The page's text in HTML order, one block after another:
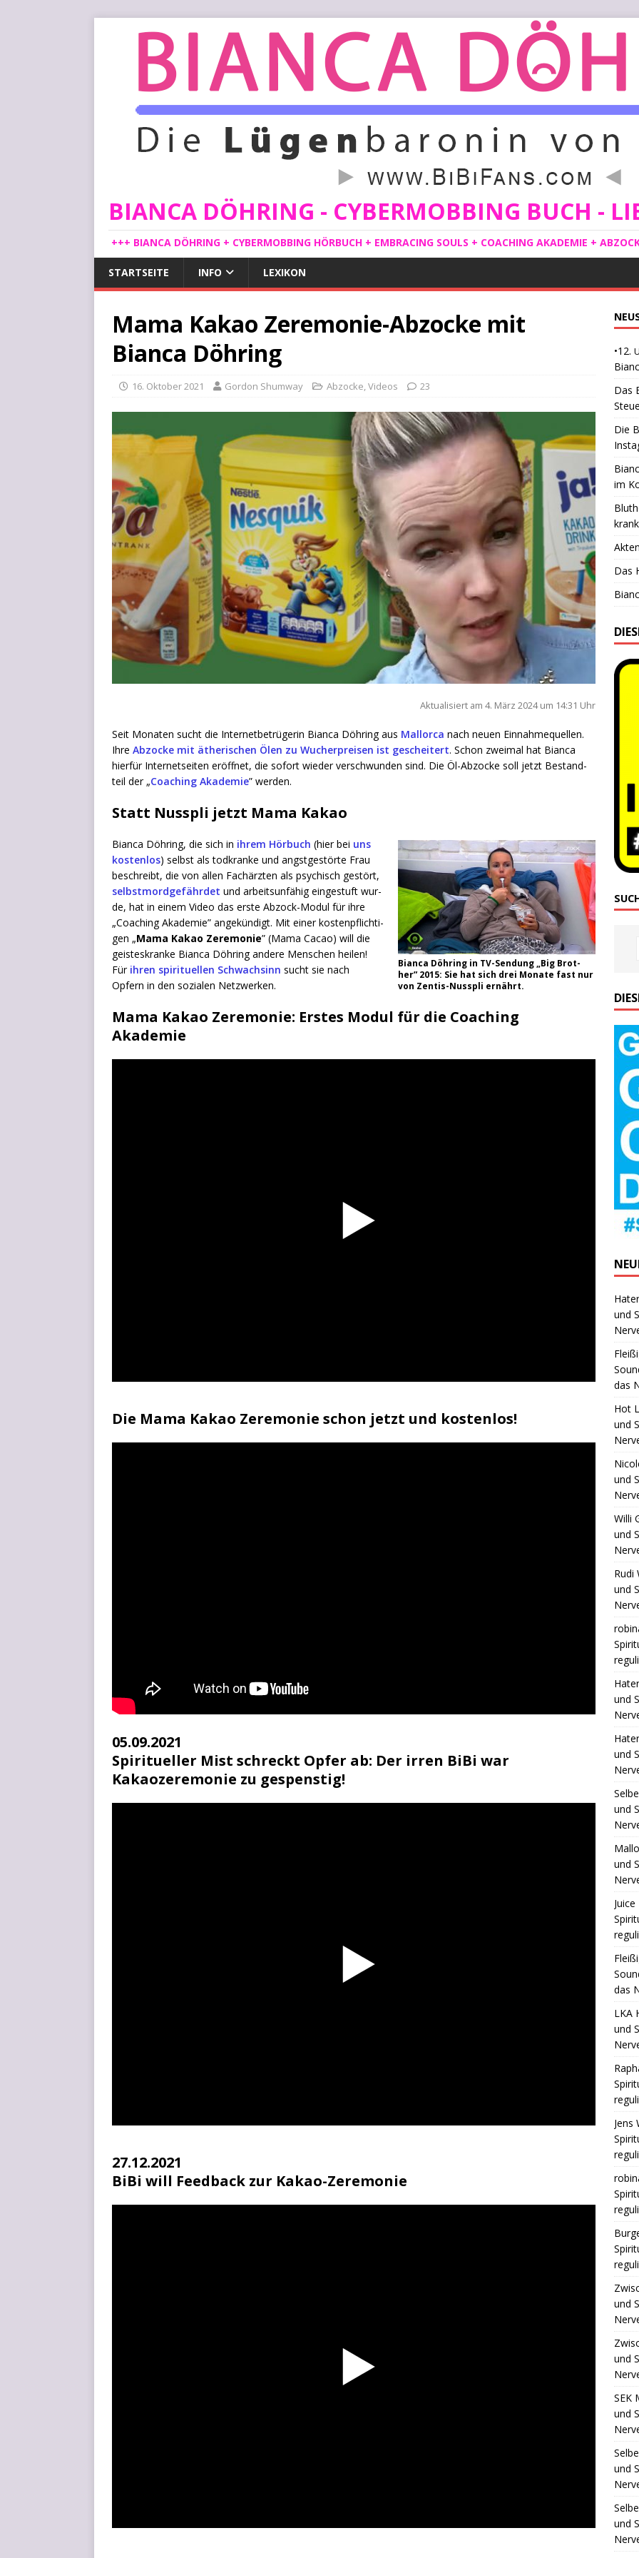
BIANCA DÖHRING - CYBERMOBBING BUCH -
+++ BIANCA DÖHRING + CYBERMOBBING HÖRBUCH + EMBRACING SOULS + COACHING AKADEMIE +
STARTSEITE INFO LEXIKON
Mama Kakao Zeremonie-Abzocke mit
Bianca Döhring
16. Oktober 2021 Gordon Shumway Abzocke,Videos 23
Aktua­li­siert am 4. März 2024 um 14:31 Uhr
Seit Mona­ten sucht die Inter­net­be­trü­ge­rin Bian­ca Döh­ring aus Mal­lor­ca nach neu­en Ein­nah­me­quel­len.
Ihre Abzo­cke mit äthe­ri­schen Ölen zu Wucher­prei­sen ist geschei­tert. Schon zwei­mal hat Bian­ca
hier­für Inter­net­sei­ten eröff­net, die sofort wie­der ver­schwun­den sind. Die Öl-Abzo­cke soll jetzt Bestand­
teil der „Coa­ching Aka­de­mie” wer­den.
Statt Nusspli jetzt Mama Kakao
Bian­ca Döh­ring in TV-Sen­dung „Big Brot­
her” 2015: Sie hat sich drei Mona­te fast nur
von Zen­tis-Nus­spli ernährt.
Bian­ca Döh­ring, die sich in ihrem Hör­buch (hier bei uns
kos­ten­los) selbst als tod­kran­ke und angst­ge­stör­te Frau
beschreibt, die von allen Fach­ärz­ten als psy­chisch gestört,
selbst­mord­ge­fähr­det und arbeits­un­fä­hig ein­ge­stuft wur­
de, hat in einem Video das ers­te Abzock-Modul für ihre
„Coa­ching Aka­de­mie” ange­kün­digt. Mit einer kos­ten­pflich­ti­
gen „Mama Kakao Zere­mo­nie” (Mama Cacao) will die
geis­tes­kran­ke Bian­ca Döh­ring ande­re Men­schen hei­len!
Für ihren spi­ri­tu­el­len Schwach­sinn sucht sie nach
Opfern in den sozia­len Netzwerken.
Mama Kakao Zeremonie: Erstes Modul für die Coaching
Akademie
Die Mama Kakao Zeremonie schon jetzt und kostenlos!
05.09.2021
Spiritueller Mist schreckt Opfer ab: Der irren BiBi war
Kakaozeremonie zu gespenstig!
27.12.2021
BiBi will Feedback zur Kakao-Zeremonie
•12.
Das
Die
im
Das
und
das
Hot
und
und
Willi
und
Rudi
und
und
und
und
und
Juice
das
LKA
und
Jens
und
und
SEK
und
und
und